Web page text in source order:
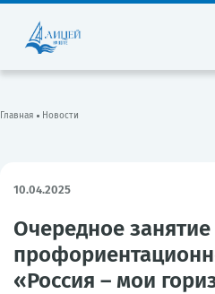
Главная Новости
10.04.2025
Очередное занятие
«Россия – мои